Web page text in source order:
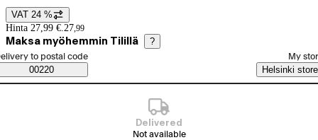
Price details
VAT 24 %
Hinta 27,99 €. 27,99
Maksa myöhemmin Tilillä ?
Saatavuustiedot
order method
to postal code
00220
My
Helsinki store
Delivered
Not available